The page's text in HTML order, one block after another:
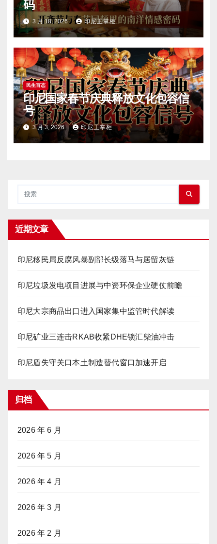
码
3 月 18, 2026 印尼王掌柜
民生百态
印尼国家春节庆典释放文化包容信
号
3 月 3, 2026 印尼王掌柜
近期文章
印尼移民局反腐风暴副部长级落马与居留灰链
印尼垃圾发电项目进展与中资环保企业硬仗前瞻
印尼大宗商品出口进入国家集中监管时代解读
印尼矿业三连击RKAB收紧DHE锁汇柴油冲击
印尼盾失守关口本土制造替代窗口加速开启
归档
2026 年 6 月
2026 年 5 月
2026 年 4 月
2026 年 3 月
2026 年 2 月